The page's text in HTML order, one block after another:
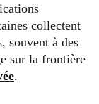
collectent
souvent à des
sur la frontière
.